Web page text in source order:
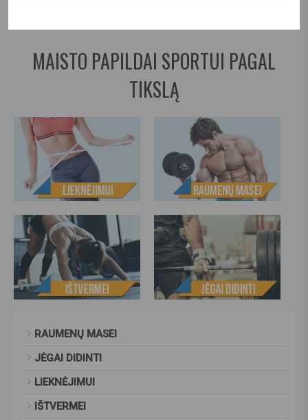
MAISTO PAPILDAI SPORTUI PAGAL
TIKSLĄ
RAUMENŲ MASEI
JĖGAI DIDINTI
LIEKNĖJIMUI
IŠTVERMEI